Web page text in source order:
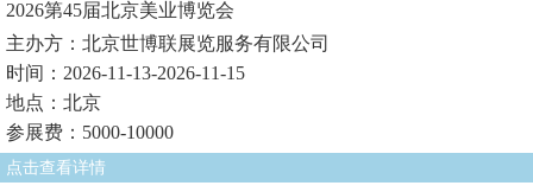
2026第45届北京美业博览会
主办方：北京世博联展览服务有限公司
时间：2026-11-13-2026-11-15
地点：北京
参展费：5000-10000
点击查看详情